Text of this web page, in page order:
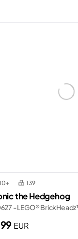
139
the Hedgehog
- LEGO®
EUR